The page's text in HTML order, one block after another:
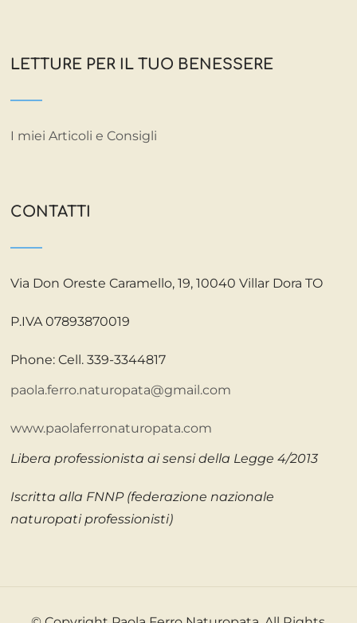
LETTURE PER IL TUO BENESSERE
I miei Articoli e Consigli
CONTATTI
Via Don Oreste Caramello, 19, 10040 Villar Dora TO
P.IVA 07893870019
Phone: Cell. 339-3344817
paola.ferro.naturopata@gmail.com
www.paolaferronaturopata.com
Libera professionista ai sensi della Legge 4/2013
Iscritta alla FNNP (federazione nazionale
naturopati professionisti)